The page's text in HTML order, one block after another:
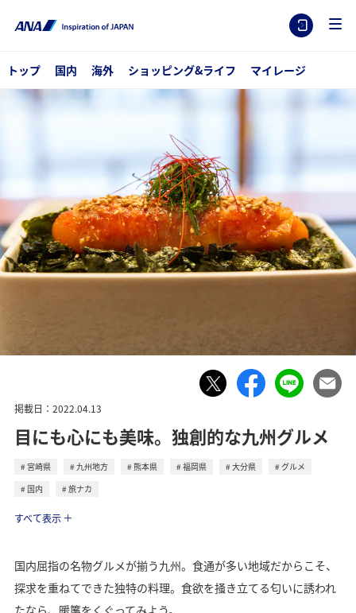
トップ 国内 海外 ショッピング&ライフ マイレージ
掲載日：2022.04.13
目にも心にも美味。独創的な九州グルメ
宮崎県 九州地方 熊本県 福岡県 大分県
グルメ
国内
旅ナカ
すべて表示
国内屈指の名物グルメが揃う九州。食通が多い地域だからこそ、
探求を重ねてできた独特の料理。食欲を掻き立てる匂いに誘われ
たなら、暖簾をくぐってみよう。